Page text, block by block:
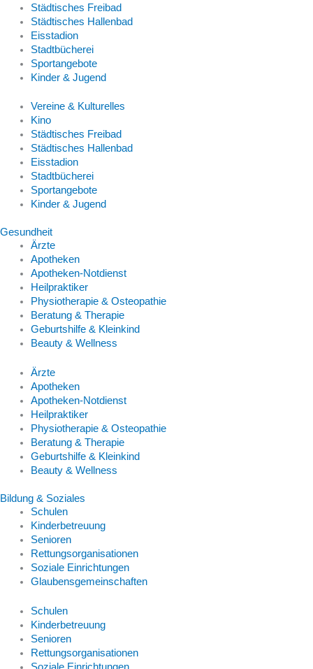
Städtisches Freibad
Städtisches Hallenbad
Eisstadion
Stadtbücherei
Sportangebote
Kinder & Jugend
Vereine & Kulturelles
Kino
Städtisches Freibad
Städtisches Hallenbad
Eisstadion
Stadtbücherei
Sportangebote
Kinder & Jugend
Gesundheit
Ärzte
Apotheken
Apotheken-Notdienst
Heilpraktiker
Physiotherapie & Osteopathie
Beratung & Therapie
Geburtshilfe & Kleinkind
Beauty & Wellness
Ärzte
Apotheken
Apotheken-Notdienst
Heilpraktiker
Physiotherapie & Osteopathie
Beratung & Therapie
Geburtshilfe & Kleinkind
Beauty & Wellness
Bildung & Soziales
Schulen
Kinderbetreuung
Senioren
Rettungsorganisationen
Soziale Einrichtungen
Glaubensgemeinschaften
Schulen
Kinderbetreuung
Senioren
Rettungsorganisationen